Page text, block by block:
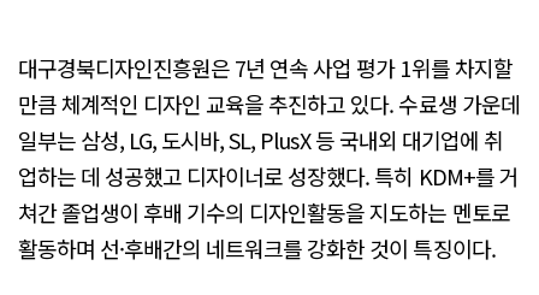
대구경북디자인진흥원은 7년 연속 사업 평가 1위를 차지할
만큼 체계적인 디자인 교육을 추진하고 있다. 수료생 가운데
일부는 삼성, LG, 도시바, SL, PlusX 등 국내외 대기업에 취
업하는 데 성공했고 디자이너로 성장했다. 특히 KDM+를 거
쳐간 졸업생이 후배 기수의 디자인활동을 지도하는 멘토로
활동하며 선·후배간의 네트워크를 강화한 것이 특징이다.